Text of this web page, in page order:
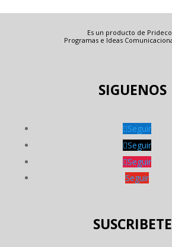
Es un producto de
Programas e Ideas
SIGUENOS
Seguir
Seguir
Seguir
Seguir
SUSCRIBETE